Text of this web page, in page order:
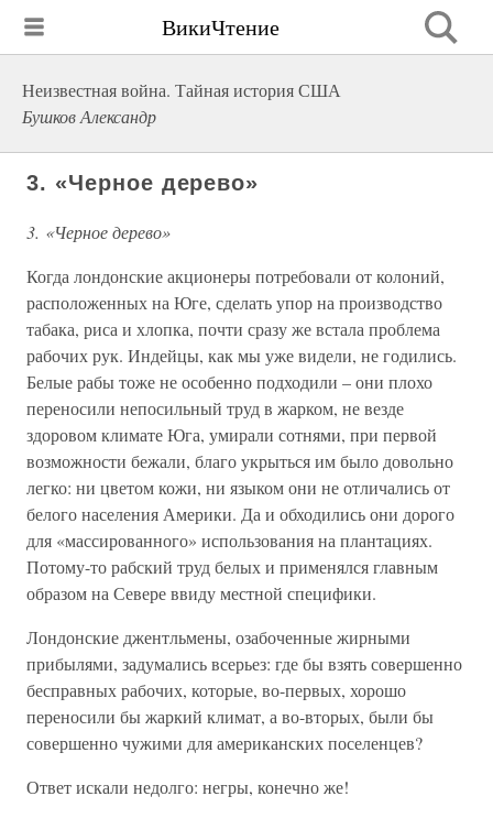
ВикиЧтение
Неизвестная война. Тайная история США
Бушков Александр
3. «Черное дерево»
3. «Черное дерево»
Когда лондонские акционеры потребовали от колоний,
расположенных на Юге, сделать упор на производство
табака, риса и хлопка, почти сразу же встала проблема
рабочих рук. Индейцы, как мы уже видели, не годились.
Белые рабы тоже не особенно подходили – они плохо
переносили непосильный труд в жарком, не везде
здоровом климате Юга, умирали сотнями, при первой
возможности бежали, благо укрыться им было довольно
легко: ни цветом кожи, ни языком они не отличались от
белого населения Америки. Да и обходились они дорого
для «массированного» использования на плантациях.
Потому-то рабский труд белых и применялся главным
образом на Севере ввиду местной специфики.
Лондонские джентльмены, озабоченные жирными
прибылями, задумались всерьез: где бы взять совершенно
бесправных рабочих, которые, во-первых, хорошо
переносили бы жаркий климат, а во-вторых, были бы
совершенно чужими для американских поселенцев?
Ответ искали недолго: негры, конечно же!